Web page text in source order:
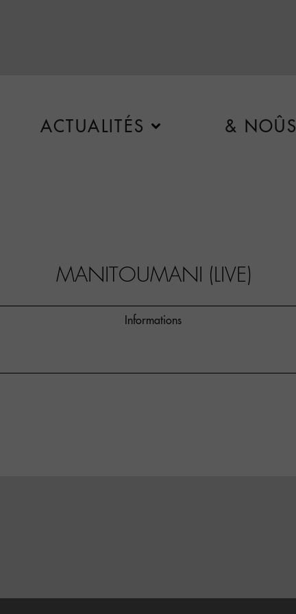
ACTUALITÉS & NOÛS
MANITOUMANI (LIVE)
Informations